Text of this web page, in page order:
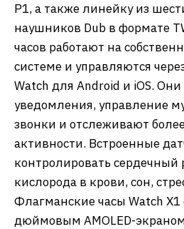
P1, а также линейку из
наушников Dub в формате
часов работают на
системе и управляются
Watch для Android и iOS.
уведомления, управление
звонки и отслеживают
активности. Встроенные
контролировать сердечный
кислорода в крови, сон,
Флагманские часы Watch
дюймовым AMOLED-